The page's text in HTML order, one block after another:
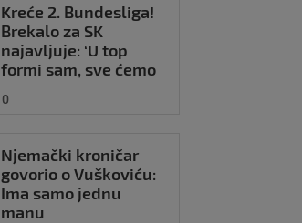
Kreće 2. Bundesliga!
Brekalo za SK
najavljuje: ‘U top
formi sam, sve ćemo
0
Njemački kroničar
govorio o Vuškoviću:
Ima samo jednu
manu